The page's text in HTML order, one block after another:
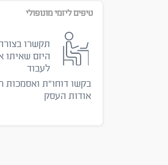
חומוסייה
כל הארץ
170,000
₪
טיפים ליזמי מונופולי
תקשרו
היזם שאיתו
לעבוד
בקשו דוחו״ת ואסמכות
אודות העסק